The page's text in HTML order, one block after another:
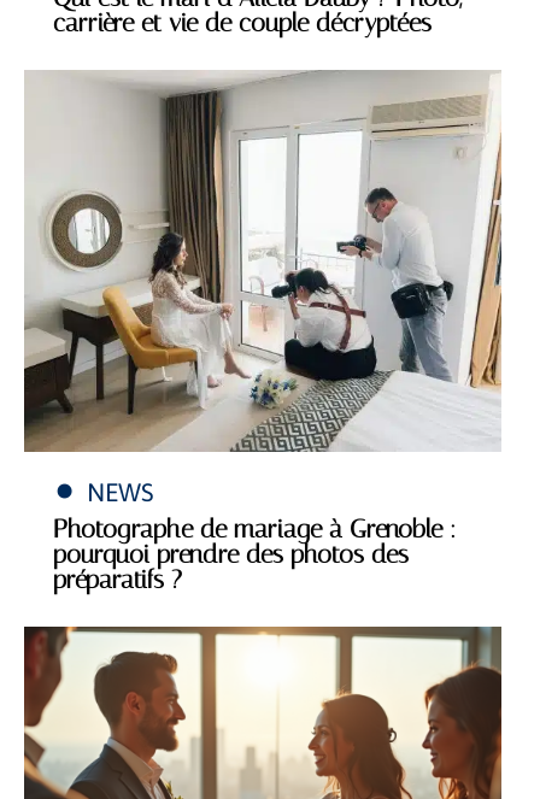
carrière et vie de couple décryptées
NEWS
Photographe de mariage à Grenoble :
pourquoi prendre des photos des
préparatifs ?